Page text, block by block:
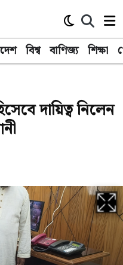
বিশ্ব বাণিজ্য শিক্ষা
দায়িত্ব নিলেন